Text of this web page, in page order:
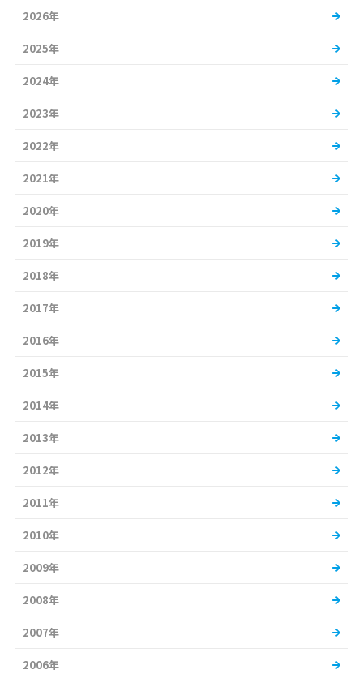
2026年
2025年
2024年
2023年
2022年
2021年
2020年
2019年
2018年
2017年
2016年
2015年
2014年
2013年
2012年
2011年
2010年
2009年
2008年
2007年
2006年